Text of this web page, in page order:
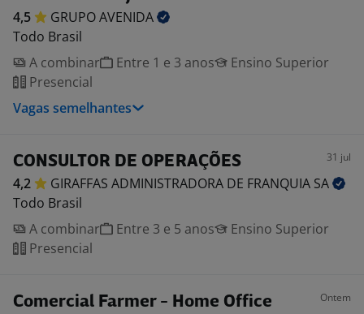
4,5 GRUPOAVENIDA
Todo Brasil
A combinar
Entre 1 e 3 anos
Ensino Superior
Presencial
Vagas semelhantes
CONSULTOR DE OPERAÇÕES 31 jul
4,2 GIRAFFAS ADMINISTRADORA DE FRANQUIA SA
Todo Brasil
A combinar
Entre 3 e 5 anos
Ensino Superior
Presencial
Comercial Farmer - Home Office Ontem